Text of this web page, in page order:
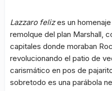
Lazzaro felizes un homenaje
remolque del plan Marshall,
capitales donde moraban
revolucionando el patio de
carismático en pos de
sobretodo es una parábola